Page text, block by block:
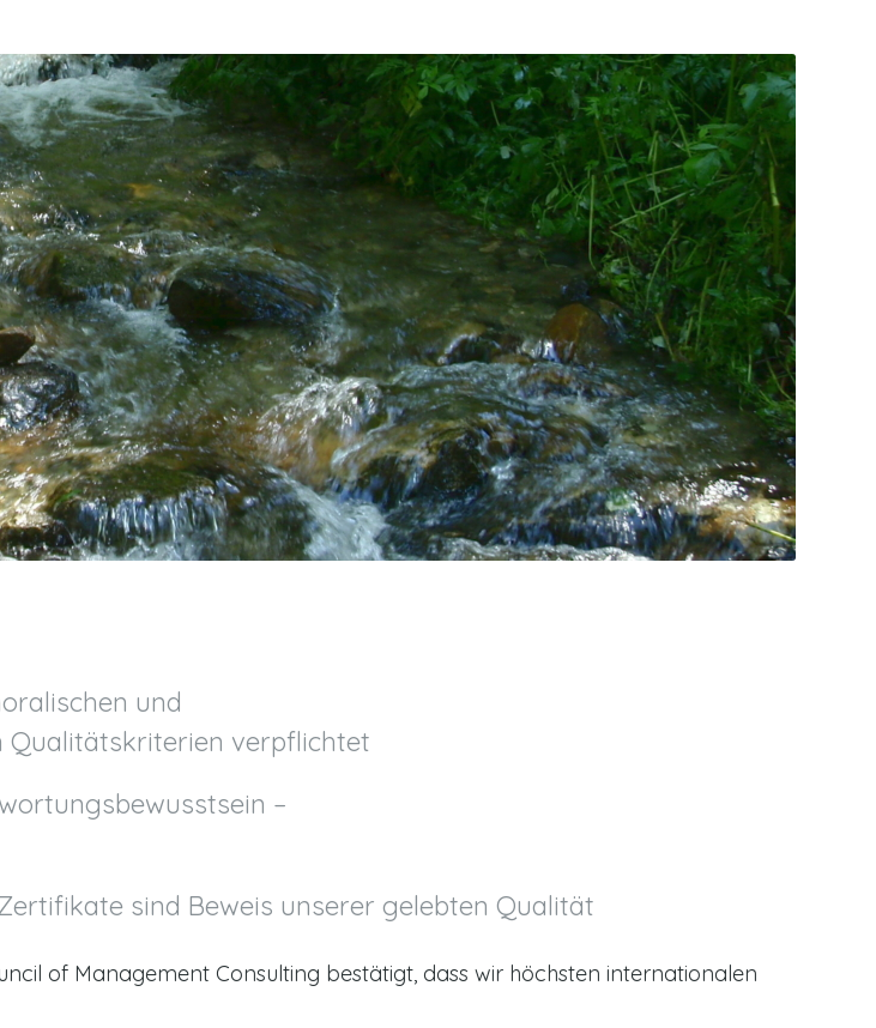
und
Qualitätskriterien verpflichtet
–
sind Beweis unserer gelebten Qualität
of Management Consulting bestätigt, dass wir höchsten internationalen